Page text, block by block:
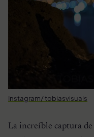
Instagram/ tobiasvisuals
La increíble captura de